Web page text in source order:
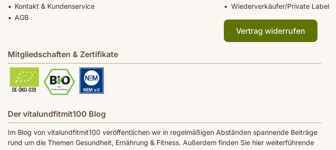
Kontakt & Kundenservice
AGB
Wiederverkäufer/Private Label
Vertrag widerrufen
Mitgliedschaften & Zertifikate
Der vitalundfitmit100 Blog
Im Blog von vitalundfitmit100 veröffentlichen wir in regelmäßigen Abständen spannende Beiträge
rund um die Themen Gesundheit, Ernährung & Fitness. Außerdem finden Sie hier weiterführende